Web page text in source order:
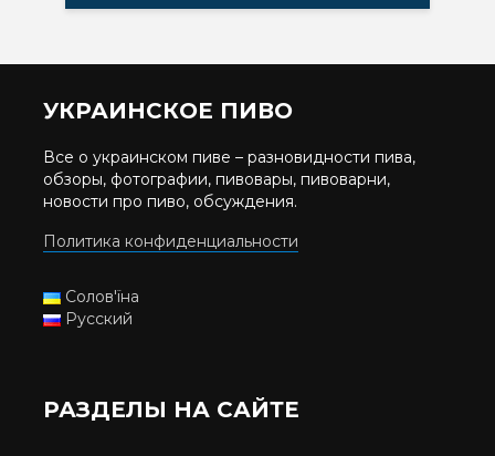
УКРАИНСКОЕ ПИВО
Все о украинском пиве – разновидности пива,
обзоры, фотографии, пивовары, пивоварни,
новости про пиво, обсуждения.
Политика конфиденциальности
Солов'їна
Русский
РАЗДЕЛЫ НА САЙТЕ